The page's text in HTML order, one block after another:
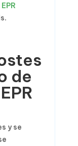
de
y se